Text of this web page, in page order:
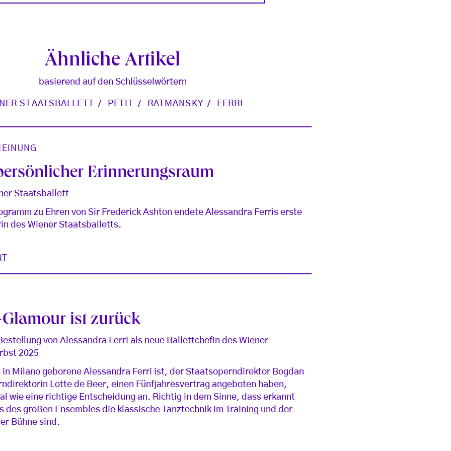
Ähnliche Artikel
basierend auf den Schlüsselwörtern
STAATSBALLETT PETIT RATMANSKY FERRI
Erinnerungsraum
Staatsballett
zu Ehren von Sir Frederick Ashton endete Alessandra Ferris erste
des Wiener Staatsballetts.
ist zurück
von Alessandra Ferri als neue Ballettchefin des Wiener
2025
in Milano geborene Alessandra Ferri ist, der Staatsoperndirektor Bogdan
Lotte de Beer, einen Fünfjahresvertrag angeboten haben,
wie eine richtige Entscheidung an. Richtig in dem Sinne, dass erkannt
des großen Ensembles die klassische Tanztechnik im Training und der
Bühne sind.